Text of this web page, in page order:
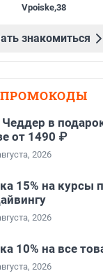
Vpoiske,38
знакомиться
ПРОМОКОДЫ
Чеддер в
от 1490 ₽
2026
15% на курсы
2026
10% на все
2026